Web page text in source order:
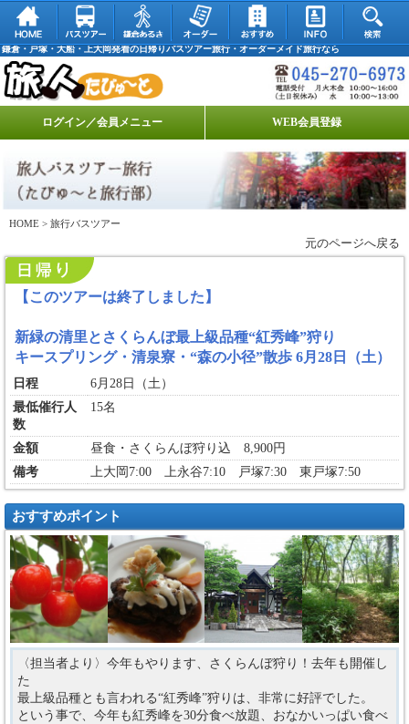
鎌倉・戸塚・大船・上大岡発着の日帰りバスツアー旅行・オーダーメイド旅行なら
ログイン／会員メニュー WEB会員登録
HOME > 旅行バスツアー
元のページへ戻る
【このツアーは終了しました】
新緑の清里とさくらんぼ最上級品種“紅秀峰”狩り
キースプリング・清泉寮・“森の小径”散歩 6月28日（土）
日程
6月28日（土）
最低催行人
数
15名
金額
昼食・さくらんぼ狩り込 8,900円
備考
上大岡7:00 上永谷7:10 戸塚7:30 東戸塚7:50
おすすめポイント
〈担当者より〉今年もやります、さくらんぼ狩り！去年も開催し
た
最上級品種とも言われる“紅秀峰”狩りは、非常に好評でした。
という事で、今年も紅秀峰を30分食べ放題、おなかいっぱい食べ